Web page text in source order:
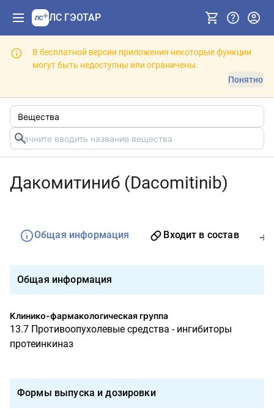
ЛС ГЭОТАР
В бесплатной версии приложения некоторые функции
могут быть недоступны или ограничены.
Понятно
Дакомитиниб (Dacomitinib)
Общая информация Входит в состав
Общая информация
Клинико-фармакологическая группа
13.7 Противоопухолевые средства - ингибиторы
протеинкиназ
Формы выпуска и дозировки